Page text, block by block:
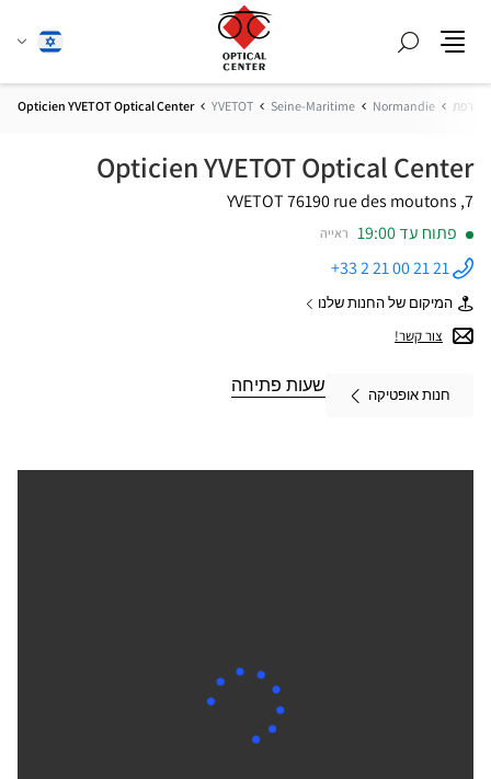
חפש
שנהעברית
צרפת Normandie
Seine-Maritime
YVETOT
Opticien YVETOT Optical Center
Opticien YVETOT Optical Center
7, rue des moutons
76190 YVETOT
פתוח עד 19:00
ראייה
התקשר
לחנות
Opticien
YVETOT
Optical
+33 2 21 00 21 21
המיקום של החנות שלנו של
Opticien
YVETOT
צור קשר!
חנות אופטיקה
שעות פתיחה